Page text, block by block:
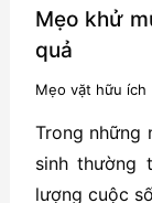
nhà
Mẹo khử
quả
Mẹo vặt hữu ích
Trong những
sinh thường
lượng cuộc